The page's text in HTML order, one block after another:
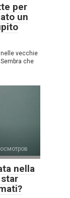
per
un
vecchie
che
nella